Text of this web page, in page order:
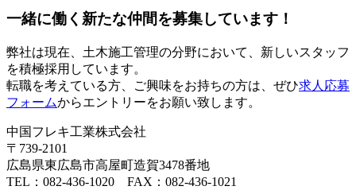
一緒に働く新たな仲間を募集しています！
弊社は現在、土木施工管理の分野において、新しいスタッフ
を積極採用しています。
転職を考えている方、ご興味をお持ちの方は、ぜひ求人応募
フォームからエントリーをお願い致します。
中国フレキ工業株式会社
〒739-2101
広島県東広島市高屋町造賀3478番地
TEL：082-436-1020 FAX：082-436-1021